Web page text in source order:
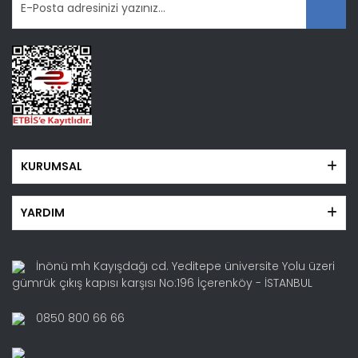
KURUMSAL
YARDIM
İnönü mh Kayışdağı cd. Yeditepe üniversite Yolu üzeri
gümrük çıkış kapısı karşısı No:196 İçerenköy - İSTANBUL
0850 800 66 66